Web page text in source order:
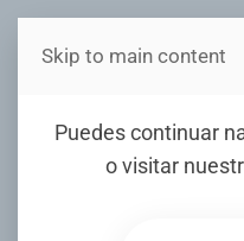
Estás en
Puedes continuar
o visitar
Skip to main content
ofrece misa